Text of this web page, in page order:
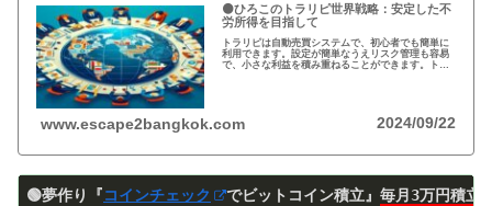
🟠ひろこのトラリピ世界戦略：安定した不
労所得を目指して
トラリピは自動売買システムで、初心者でも簡単に
利用できます。設定が簡単なうえリスク管理も容易
で、小さな利益を積み重ねることができます。トラ
www.escape2bangkok.com 2024/09/22
🟢夢作り『コインチェック でビットコイン積立』 毎月3万円積立